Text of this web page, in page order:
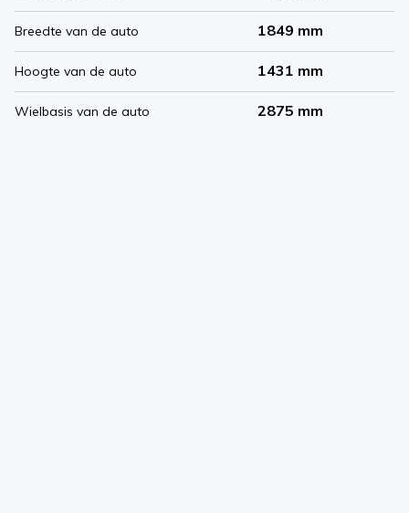
Breedte van de auto 1849 mm
Hoogte van de auto 1431 mm
Wielbasis van de auto 2875 mm